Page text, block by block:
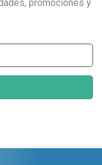
promociones y